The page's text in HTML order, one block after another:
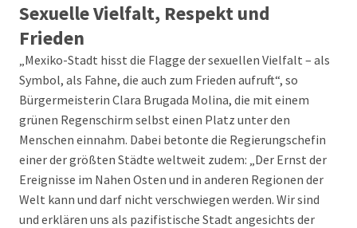
Sexuelle Vielfalt, Respekt und
Frieden
„Mexiko-Stadt hisst die Flagge der sexuellen Vielfalt – als
Symbol, als Fahne, die auch zum Frieden aufruft“, so
Bürgermeisterin Clara Brugada Molina, die mit einem
grünen Regenschirm selbst einen Platz unter den
Menschen einnahm. Dabei betonte die Regierungschefin
einer der größten Städte weltweit zudem: „Der Ernst der
Ereignisse im Nahen Osten und in anderen Regionen der
Welt kann und darf nicht verschwiegen werden. Wir sind
und erklären uns als pazifistische Stadt angesichts der